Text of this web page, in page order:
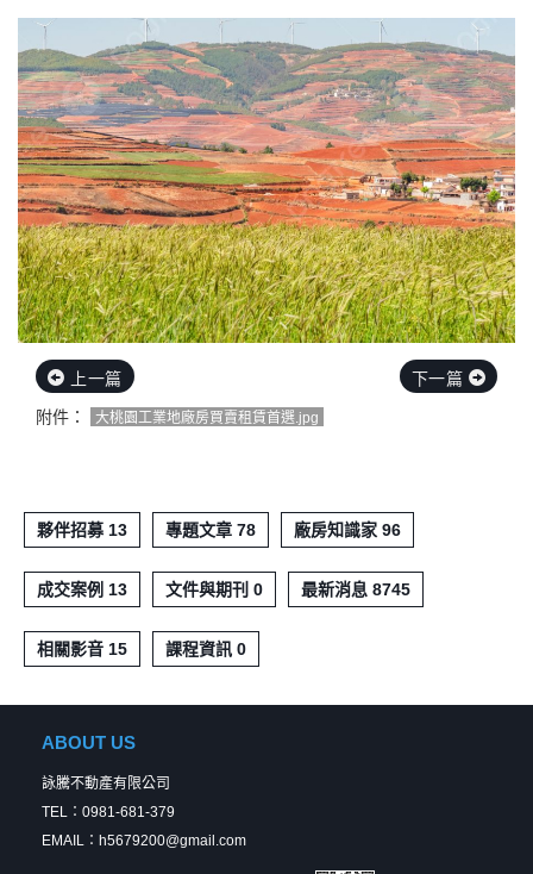
上一篇
下一篇
附件：
大桃園工業地廠房買賣租賃首選.jpg
夥伴招募 13 專題文章 78 廠房知識家 96
成交案例 13 文件與期刊 0 最新消息 8745
相關影音 15 課程資訊 0
ABOUT US
詠騰不動產有限公司
TEL：0981-681-379
EMAIL：h5679200@gmail.com